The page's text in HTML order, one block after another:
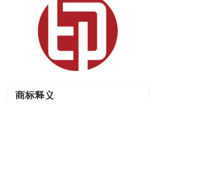
商标释义